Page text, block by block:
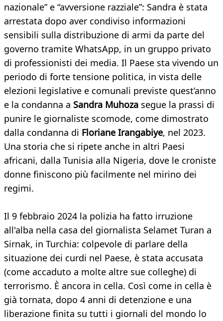
nazionale” e “avversione razziale”: Sandra è stata
arrestata dopo aver condiviso informazioni
sensibili sulla distribuzione di armi da parte del
governo tramite WhatsApp, in un gruppo privato
di professionisti dei media. Il Paese sta vivendo un
periodo di forte tensione politica, in vista delle
elezioni legislative e comunali previste quest’anno
e la condanna a Sandra Muhoza segue la prassi di
punire le giornaliste scomode, come dimostrato
dalla condanna di Floriane Irangabiye, nel 2023.
Una storia che si ripete anche in altri Paesi
africani, dalla Tunisia alla Nigeria, dove le croniste
donne finiscono più facilmente nel mirino dei
regimi.
Il 9 febbraio 2024 la polizia ha fatto irruzione
all'alba nella casa del giornalista Selamet Turan a
Sirnak, in Turchia: colpevole di parlare della
situazione dei curdi nel Paese, è stata accusata
(come accaduto a molte altre sue colleghe) di
terrorismo. È ancora in cella. Così come in cella è
già tornata, dopo 4 anni di detenzione e una
liberazione finita su tutti i giornali del mondo lo